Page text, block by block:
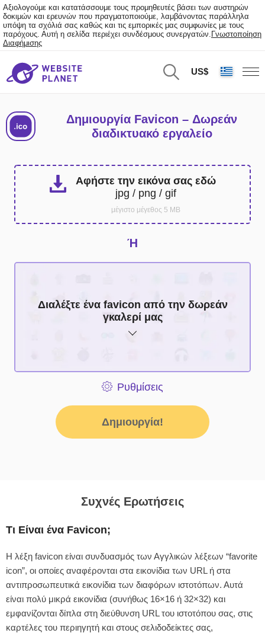
Αξιολογούμε και κατατάσσουμε τους προμηθευτές βάσει των αυστηρών
δοκιμών και ερευνών που πραγματοποιούμε, λαμβάνοντας παράλληλα
υπόψη τα σχόλιά σας καθώς και τις εμπορικές μας συμφωνίες με τους
παρόχους. Αυτή η σελίδα περιέχει συνδέσμους συνεργατών. Γνωστοποίηση
Διαφήμισης
US$
Δημιουργία Favicon – Δωρεάν
διαδικτυακό εργαλείο
Αφήστε την εικόνα σας εδώ
jpg / png / gif
μέγιστο μέγεθος 5 MB
Ή
Διαλέξτε ένα favicon από την δωρεάν
γκαλερί μας
Ρυθμίσεις
Δημιουργία!
Συχνές Ερωτήσεις
Τι Είναι ένα Favicon;
Η λέξη favicon είναι συνδυασμός των Αγγλικών λέξεων “favorite
icon”, οι οποίες αναφέρονται στα εικονίδια των URL ή στα
αντιπροσωπευτικά εικονίδια των διαφόρων ιστοτόπων. Αυτά
είναι πολύ μικρά εικονίδια (συνήθως 16×16 ή 32×32) και
εμφανίζονται δίπλα στη διεύθυνση URL του ιστοτόπου σας, στις
καρτέλες του περιηγητή και στους σελιδοδείκτες σας,